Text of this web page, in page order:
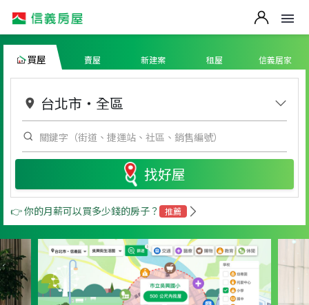
買屋 賣屋 新建案 租屋 信義居家
台北市 ・ 全區
找好屋
👉 你的月薪可以買多少錢的房子？ 推薦